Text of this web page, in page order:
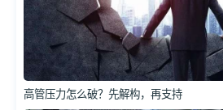
高管压力怎么破？先解构，再支持